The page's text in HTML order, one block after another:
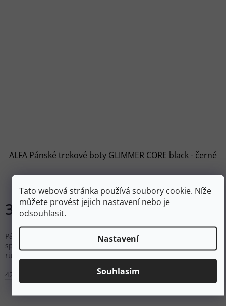
Tato webová stránka používá soubory cookie. Níže
můžete provést jejich nastavení nebo je
odsouhlasit.
Nastavení
Souhlasím
ALFA Pánské trekové boty GLIMMER CORE black - černé
Skladem
3 799 Kč
Pánské nízké trekové boty na lehkou turistiku s prodyšným
spleteným svrškem Tencel™ a podrážkou GetaGrip™ pro
různorodý terén.
42